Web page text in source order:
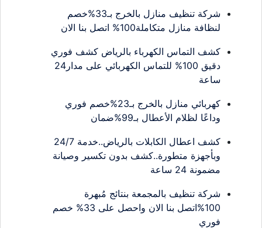
شركة تنظيف منازل بالخرج بـ33%خصم
لنظافة منازل متكاملة100% اتصل بنا الان
كشف التماس الكهرباء بالرياض كشف فوري
دقيق 100% للتماس الكهربائي على مدار24
ساعة
كهربائي منازل بالخرج بـ23%خصم فوري
وداعًا لظلام الأعطال بـ99%ضمان
كشف اعطال الكابلات بالرياض..خدمة 24/7
وبأجهزة متطورة..كشف بدون تكسير وصيانة
مضمونة 24 ساعة
شركة تنظيف بالمجمعة بنتائج مُبهرة
100%اتصل بنا الان واحصل على 33% خصم
فوري